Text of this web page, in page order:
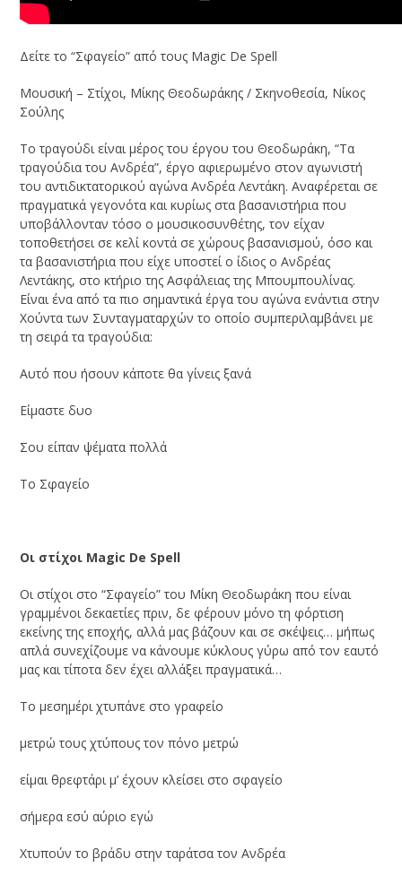
Δείτε το “Σφαγείο” από τους Magic De Spell
Μουσική – Στίχοι, Μίκης Θεοδωράκης / Σκηνοθεσία, Νίκος
Σούλης
Το τραγούδι είναι μέρος του έργου του Θεοδωράκη, “Τα
τραγούδια του Ανδρέα”, έργο αφιερωμένο στον αγωνιστή
του αντιδικτατορικού αγώνα Ανδρέα Λεντάκη. Αναφέρεται σε
πραγματικά γεγονότα και κυρίως στα βασανιστήρια που
υποβάλλονταν τόσο ο μουσικοσυνθέτης, τον είχαν
τοποθετήσει σε κελί κοντά σε χώρους βασανισμού, όσο και
τα βασανιστήρια που είχε υποστεί ο ίδιος ο Ανδρέας
Λεντάκης, στο κτήριο της Ασφάλειας της Μπουμπουλίνας.
Είναι ένα από τα πιο σημαντικά έργα του αγώνα ενάντια στην
Χούντα των Συνταγματαρχών το οποίο συμπεριλαμβάνει με
τη σειρά τα τραγούδια:
Αυτό που ήσουν κάποτε θα γίνεις ξανά
Είμαστε δυο
Σου είπαν ψέματα πολλά
Το Σφαγείο
Οι στίχοι Magic De Spell
Οι στίχοι στο “Σφαγείο” του Μίκη Θεοδωράκη που είναι
γραμμένοι δεκαετίες πριν, δε φέρουν μόνο τη φόρτιση
εκείνης της εποχής, αλλά μας βάζουν και σε σκέψεις… μήπως
απλά συνεχίζουμε να κάνουμε κύκλους γύρω από τον εαυτό
μας και τίποτα δεν έχει αλλάξει πραγματικά…
Το μεσημέρι χτυπάνε στο γραφείο
μετρώ τους χτύπους τον πόνο μετρώ
είμαι θρεφτάρι μ’ έχουν κλείσει στο σφαγείο
σήμερα εσύ αύριο εγώ
Χτυπούν το βράδυ στην ταράτσα τον Ανδρέα